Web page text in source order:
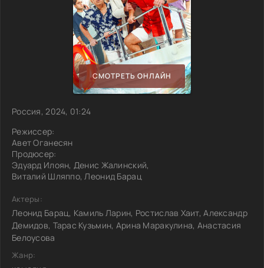
СМОТРЕТЬ ОНЛАЙН
Россия, 2024, 01:24
Режиссер:
Авет Оганесян
Продюсер:
Эдуард Илоян, Денис Жалинский,
Виталий Шляппо, Леонид Барац
Актеры:
Леонид Барац, Камиль Ларин, Ростислав Хаит, Александр
Демидов, Тарас Кузьмин, Арина Маракулина, Анастасия
Белоусова
Жанр: